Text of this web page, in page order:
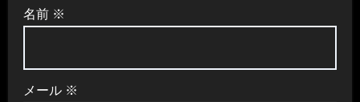
名前 ※
メール ※